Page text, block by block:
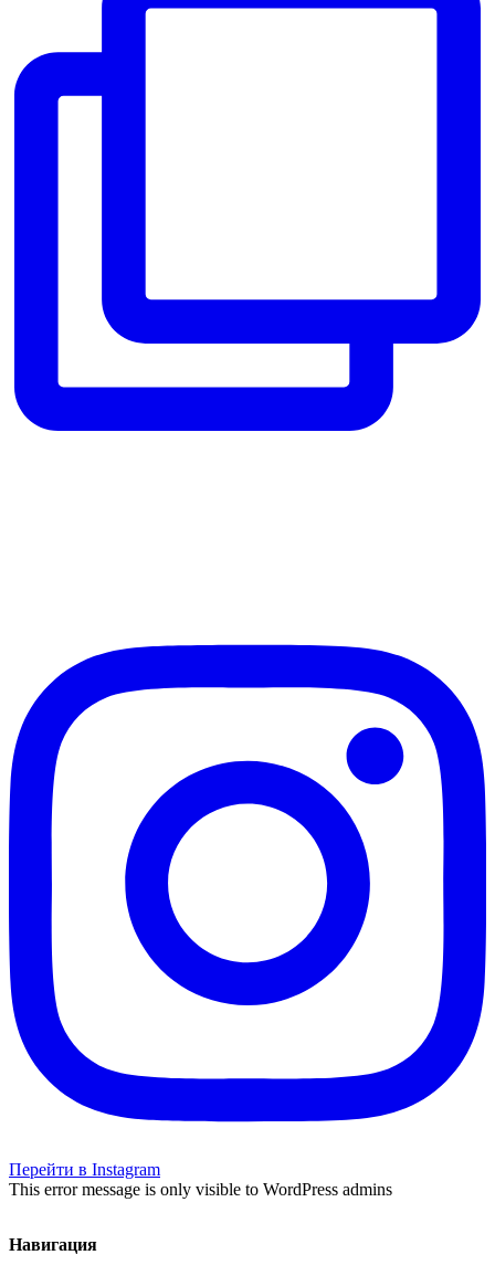
Перейти в Instagram
This error message is only visible to WordPress admins
Навигация